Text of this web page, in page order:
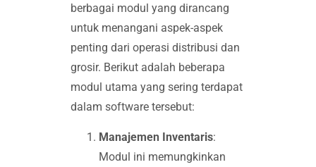
berbagai modul yang dirancang
untuk menangani aspek-aspek
penting dari operasi distribusi dan
grosir. Berikut adalah beberapa
modul utama yang sering terdapat
dalam software tersebut:
Manajemen Inventaris:
Modul ini memungkinkan